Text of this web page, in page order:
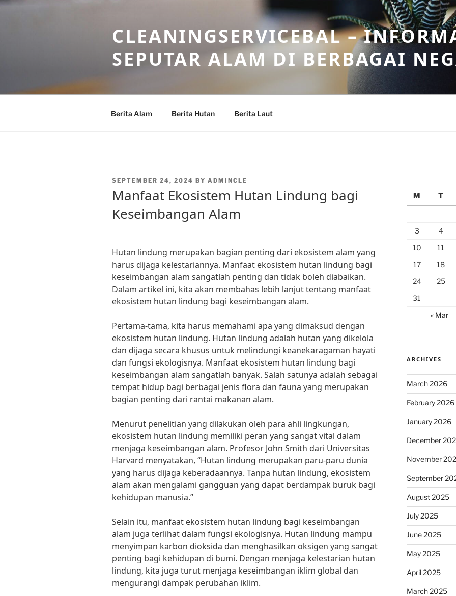
Skip
CLEANINGSERVICEBAL –
SEPUTAR ALAM DI BERBAGAI
Berita Alam Berita Hutan Berita Laut
POSTED
SEPTEMBER 24, 2024 BY ADMINCLE
Manfaat Ekosistem Hutan Lindung bagi
Keseimbangan Alam
Hutan lindung merupakan bagian penting dari ekosistem alam yang
harus dijaga kelestariannya. Manfaat ekosistem hutan lindung bagi
keseimbangan alam sangatlah penting dan tidak boleh diabaikan.
Dalam artikel ini, kita akan membahas lebih lanjut tentang manfaat
ekosistem hutan lindung bagi keseimbangan alam.
Pertama-tama, kita harus memahami apa yang dimaksud dengan
ekosistem hutan lindung. Hutan lindung adalah hutan yang dikelola
dan dijaga secara khusus untuk melindungi keanekaragaman hayati
dan fungsi ekologisnya. Manfaat ekosistem hutan lindung bagi
keseimbangan alam sangatlah banyak. Salah satunya adalah sebagai
tempat hidup bagi berbagai jenis flora dan fauna yang merupakan
bagian penting dari rantai makanan alam.
Menurut penelitian yang dilakukan oleh para ahli lingkungan,
ekosistem hutan lindung memiliki peran yang sangat vital dalam
menjaga keseimbangan alam. Profesor John Smith dari Universitas
Harvard menyatakan, “Hutan lindung merupakan paru-paru dunia
yang harus dijaga keberadaannya. Tanpa hutan lindung, ekosistem
alam akan mengalami gangguan yang dapat berdampak buruk bagi
kehidupan manusia.”
Selain itu, manfaat ekosistem hutan lindung bagi keseimbangan
alam juga terlihat dalam fungsi ekologisnya. Hutan lindung mampu
menyimpan karbon dioksida dan menghasilkan oksigen yang sangat
penting bagi kehidupan di bumi. Dengan menjaga kelestarian hutan
lindung, kita juga turut menjaga keseimbangan iklim global dan
mengurangi dampak perubahan iklim.
M
T
3
4
10
11
17
18
24
25
31
« Mar
ARCHIVES
March 2026
February 2026
January 2026
December
November
September
August 2025
July 2025
June 2025
May 2025
April 2025
March 2025